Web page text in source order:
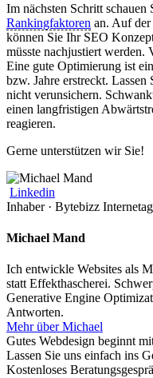
Im nächsten Schritt schauen
Rankingfaktoren an. Auf
können Sie Ihr SEO
müsste nachjustiert werden.
Eine gute Optimierung ist
bzw. Jahre erstreckt.
nicht verunsichern.
einen langfristigen
reagieren.
Gerne unterstützen wir Sie!
Linkedin
Inhaber · Bytebizz
Michael Mand
Ich entwickle Websites als
statt Effekthascherei.
Generative Engine
Antworten.
Mehr über Michael
Gutes Webdesign beginnt
Lassen Sie uns einfach ins
Kostenloses